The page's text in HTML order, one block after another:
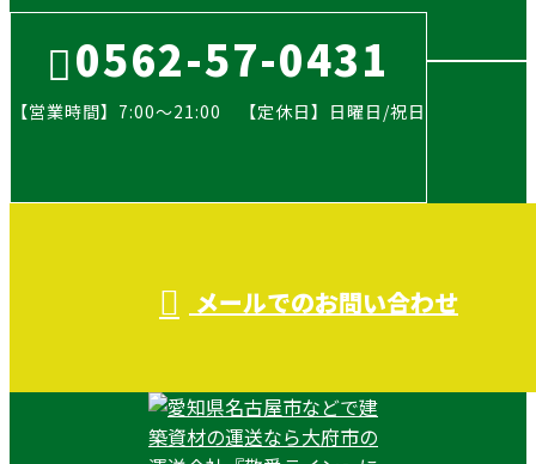
0562-57-0431
【営業時間】7:00～21:00 【定休日】日曜日/祝日
メールでのお問い合わせ